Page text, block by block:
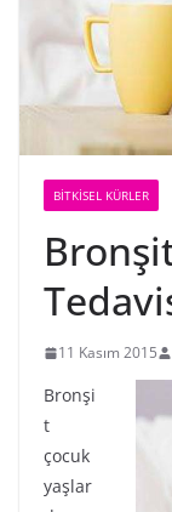
BİTKİSEL KÜRLER
11 Kasım 2015
Bronşi
t
çocuk
yaşlar